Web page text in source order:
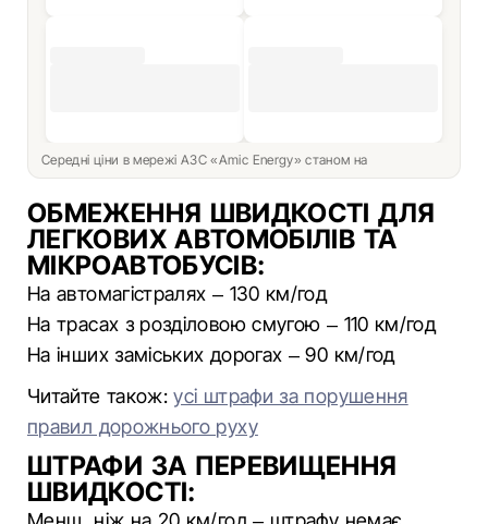
Середні ціни в мережі АЗС «Amic Energy» станом на
ОБМЕЖЕННЯ ШВИДКОСТІ ДЛЯ
ЛЕГКОВИХ АВТОМОБІЛІВ ТА
МІКРОАВТОБУСІВ:
На автомагістралях – 130 км/год
На трасах з розділовою смугою – 110 км/год
На інших заміських дорогах – 90 км/год
Читайте також:усі штрафи за порушення
правил дорожнього руху
ШТРАФИ ЗА ПЕРЕВИЩЕННЯ
ШВИДКОСТІ: